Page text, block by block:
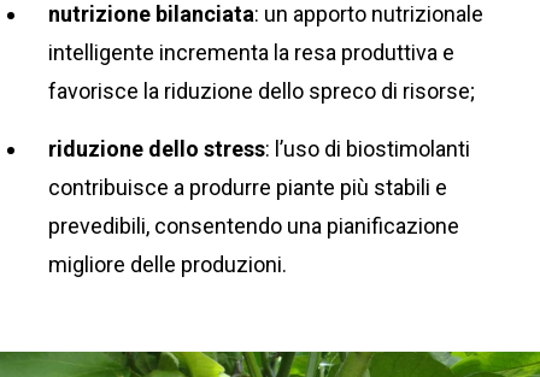
nutrizione bilanciata: un apporto nutrizionale
intelligente incrementa la resa produttiva e
favorisce la riduzione dello spreco di risorse;
riduzione dello stress: l’uso di biostimolanti
contribuisce a produrre piante più stabili e
prevedibili, consentendo una pianificazione
migliore delle produzioni.